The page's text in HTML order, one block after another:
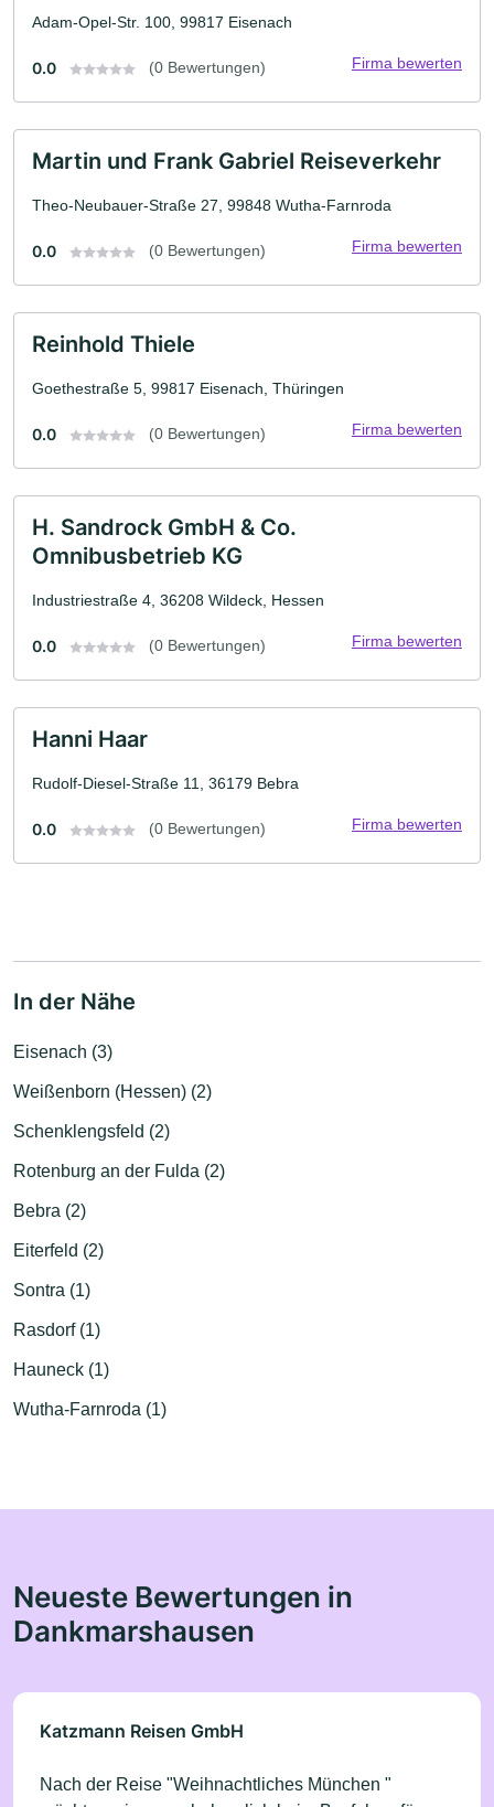
Adam-Opel-Str. 100, 99817 Eisenach
0.0 (0 Bewertungen) Firma bewerten
Martin und Frank Gabriel Reiseverkehr
Theo-Neubauer-Straße 27, 99848 Wutha-Farnroda
0.0 (0 Bewertungen) Firma bewerten
Reinhold Thiele
Goethestraße 5, 99817 Eisenach, Thüringen
0.0 (0 Bewertungen) Firma bewerten
H. Sandrock GmbH & Co.
Omnibusbetrieb KG
Industriestraße 4, 36208 Wildeck, Hessen
0.0 (0 Bewertungen) Firma bewerten
Hanni Haar
Rudolf-Diesel-Straße 11, 36179 Bebra
0.0 (0 Bewertungen) Firma bewerten
In der Nähe
Eisenach (3)
Weißenborn (Hessen) (2)
Schenklengsfeld (2)
Rotenburg an der Fulda (2)
Bebra (2)
Eiterfeld (2)
Sontra (1)
Rasdorf (1)
Hauneck (1)
Wutha-Farnroda (1)
Neueste Bewertungen in
Dankmarshausen
Katzmann Reisen GmbH
Nach der Reise "Weihnachtliches München "